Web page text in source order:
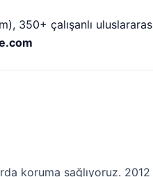
350+ çalışanlı
koruma sağlıyoruz. 2012